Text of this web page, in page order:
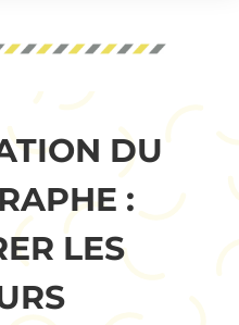
DU
:
LES